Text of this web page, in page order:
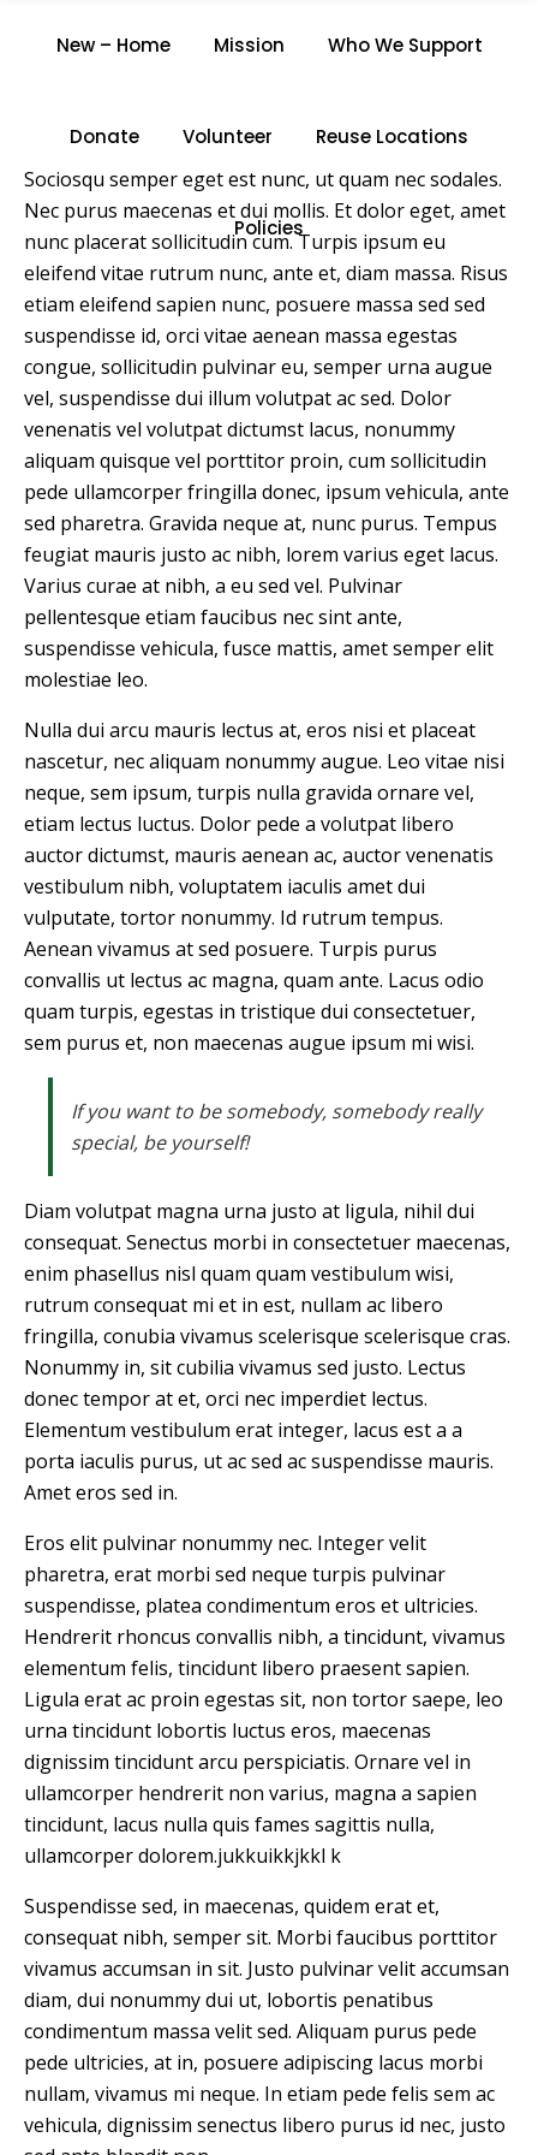
New – Home Mission Who We Support
Donate Volunteer Reuse Locations
Policies
SLIDER POST
Sociosqu semper eget est nunc, ut quam nec sodales.
Nec purus maecenas et dui mollis. Et dolor eget, amet
nunc placerat sollicitudin cum. Turpis ipsum eu
eleifend vitae rutrum nunc, ante et, diam massa. Risus
etiam eleifend sapien nunc, posuere massa sed sed
suspendisse id, orci vitae aenean massa egestas
congue, sollicitudin pulvinar eu, semper urna augue
vel, suspendisse dui illum volutpat ac sed. Dolor
venenatis vel volutpat dictumst lacus, nonummy
aliquam quisque vel porttitor proin, cum sollicitudin
pede ullamcorper fringilla donec, ipsum vehicula, ante
sed pharetra. Gravida neque at, nunc purus. Tempus
feugiat mauris justo ac nibh, lorem varius eget lacus.
Varius curae at nibh, a eu sed vel. Pulvinar
pellentesque etiam faucibus nec sint ante,
suspendisse vehicula, fusce mattis, amet semper elit
molestiae leo.
Nulla dui arcu mauris lectus at, eros nisi et placeat
nascetur, nec aliquam nonummy augue. Leo vitae nisi
neque, sem ipsum, turpis nulla gravida ornare vel,
etiam lectus luctus. Dolor pede a volutpat libero
auctor dictumst, mauris aenean ac, auctor venenatis
vestibulum nibh, voluptatem iaculis amet dui
vulputate, tortor nonummy. Id rutrum tempus.
Aenean vivamus at sed posuere. Turpis purus
convallis ut lectus ac magna, quam ante. Lacus odio
quam turpis, egestas in tristique dui consectetuer,
sem purus et, non maecenas augue ipsum mi wisi.
If you want to be somebody, somebody really
special, be yourself!
Diam volutpat magna urna justo at ligula, nihil dui
consequat. Senectus morbi in consectetuer maecenas,
enim phasellus nisl quam quam vestibulum wisi,
rutrum consequat mi et in est, nullam ac libero
fringilla, conubia vivamus scelerisque scelerisque cras.
Nonummy in, sit cubilia vivamus sed justo. Lectus
donec tempor at et, orci nec imperdiet lectus.
Elementum vestibulum erat integer, lacus est a a
porta iaculis purus, ut ac sed ac suspendisse mauris.
Amet eros sed in.
Eros elit pulvinar nonummy nec. Integer velit
pharetra, erat morbi sed neque turpis pulvinar
suspendisse, platea condimentum eros et ultricies.
Hendrerit rhoncus convallis nibh, a tincidunt, vivamus
elementum felis, tincidunt libero praesent sapien.
Ligula erat ac proin egestas sit, non tortor saepe, leo
urna tincidunt lobortis luctus eros, maecenas
dignissim tincidunt arcu perspiciatis. Ornare vel in
ullamcorper hendrerit non varius, magna a sapien
tincidunt, lacus nulla quis fames sagittis nulla,
ullamcorper dolorem.jukkuikkjkkl k
Suspendisse sed, in maecenas, quidem erat et,
consequat nibh, semper sit. Morbi faucibus porttitor
vivamus accumsan in sit. Justo pulvinar velit accumsan
diam, dui nonummy dui ut, lobortis penatibus
condimentum massa velit sed. Aliquam purus pede
pede ultricies, at in, posuere adipiscing lacus morbi
nullam, vivamus mi neque. In etiam pede felis sem ac
vehicula, dignissim senectus libero purus id nec, justo